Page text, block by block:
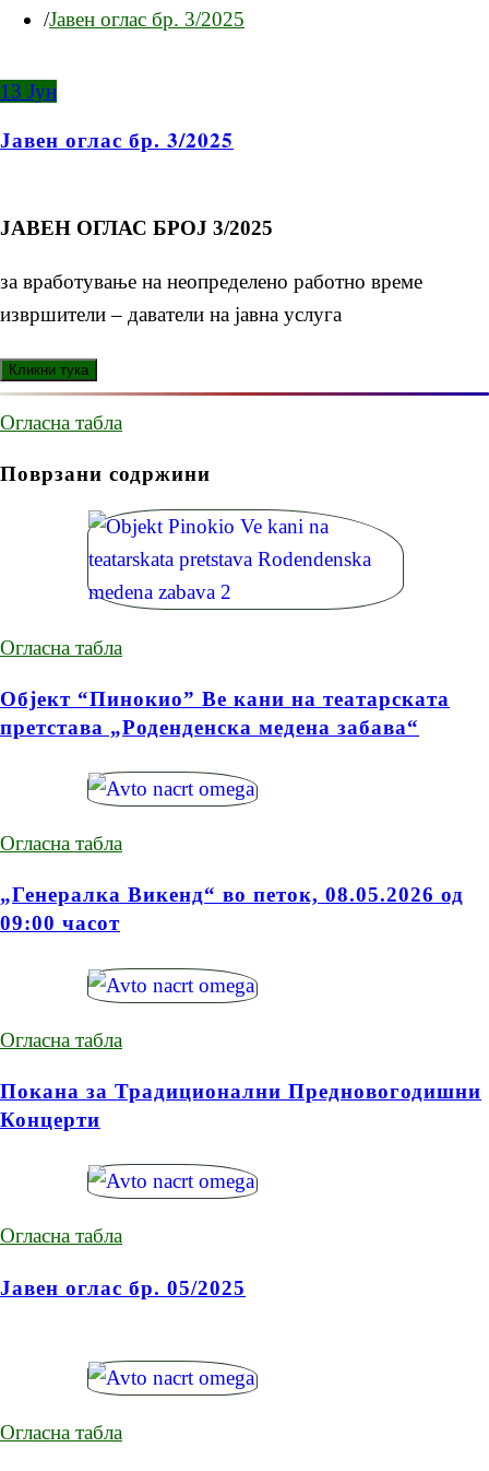
Јавен оглас бр. 3/2025
13 Јун
Јавен оглас бр. 3/2025
ЈАВЕН ОГЛАС БРОЈ 3/2025
за вработување на неопределено работно време
извршители – даватели на јавна услуга
Огласна табла
Поврзани содржини
Огласна табла
Објект “Пинокио” Ве кани на театарската
претстава „Роденденска медена забава“
Огласна табла
„Генералка Викенд“ во петок, 08.05.2026 од
09:00 часот
Огласна табла
Покана за Традиционални Предновогодишни
Концерти
Огласна табла
Јавен оглас бр. 05/2025
Огласна табла